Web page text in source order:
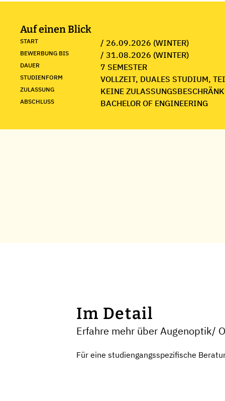
Auf einen Blick
START / 26.09.2026 (WINTER)
BEWERBUNG BIS / 31.08.2026 (WINTER)
DAUER 7 SEMESTER
STUDIENFORM VOLLZEIT, DUALES STUDIUM,
ZULASSUNG KEINE
ABSCHLUSS BACHELOR OF ENGINEERING
Im Detail
Erfahre mehr über Augenoptik/
Für eine studiengangsspezifische